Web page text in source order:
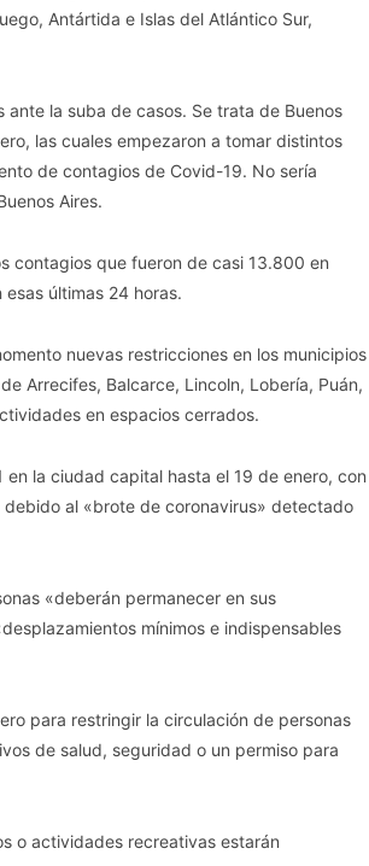
Antártida e Islas del Atlántico Sur,
la suba de casos. Se trata de Buenos
las cuales empezaron a tomar distintos
de contagios de Covid-19. No sería
Aires.
contagios que fueron de casi 13.800 en
últimas 24 horas.
nuevas restricciones en los municipios
Arrecifes, Balcarce, Lincoln, Lobería, Puán,
en espacios cerrados.
la ciudad capital hasta el 19 de enero, con
al «brote de coronavirus» detectado
«deberán permanecer en sus
mínimos e indispensables
para restringir la circulación de personas
de salud, seguridad o un permiso para
o actividades recreativas estarán